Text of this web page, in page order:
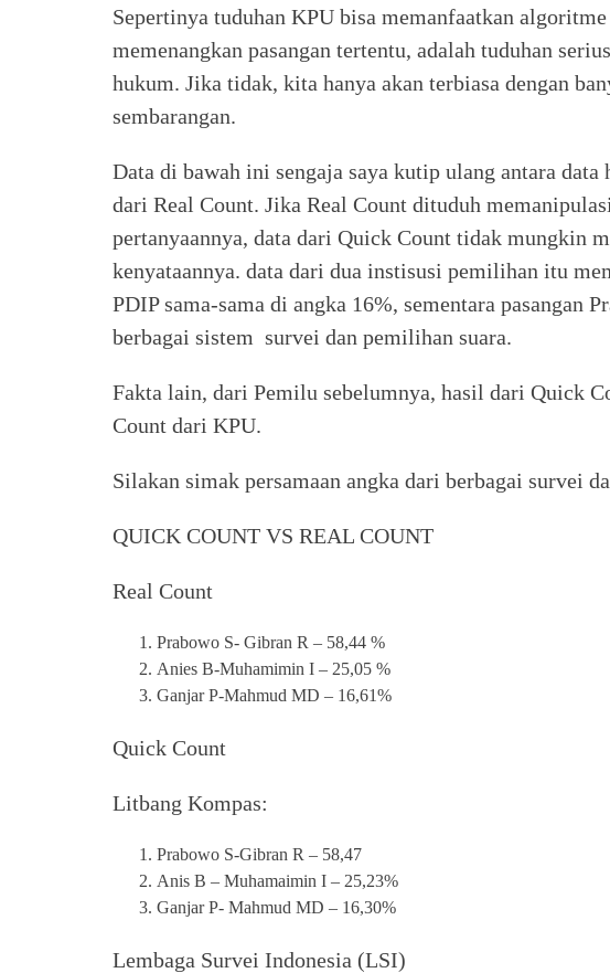
Sepertinya tuduhan KPU bisa memanfaatkan
memenangkan pasangan tertentu, adalah tuduhan
hukum. Jika tidak, kita hanya akan terbiasa dengan
sembarangan.
Data di bawah ini sengaja saya kutip ulang antara
dari Real Count. Jika Real Count dituduh
pertanyaannya, data dari Quick Count tidak mungkin
kenyataannya. data dari dua instisusi pemilihan itu
PDIP sama-sama di angka 16%, sementara pasangan
berbagai sistem survei dan pemilihan suara.
Fakta lain, dari Pemilu sebelumnya, hasil dari Quick
Count dari KPU.
Silakan simak persamaan angka dari berbagai survei
QUICK COUNT VS REAL COUNT
Real Count
Prabowo S- Gibran R – 58,44 %
Anies B-Muhamimin I – 25,05 %
Ganjar P-Mahmud MD – 16,61%
Quick Count
Litbang Kompas:
Prabowo S-Gibran R – 58,47
Anis B – Muhamaimin I – 25,23%
Ganjar P- Mahmud MD – 16,30%
Lembaga Survei Indonesia (LSI)